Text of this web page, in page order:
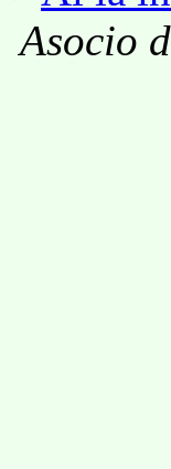
Asocio